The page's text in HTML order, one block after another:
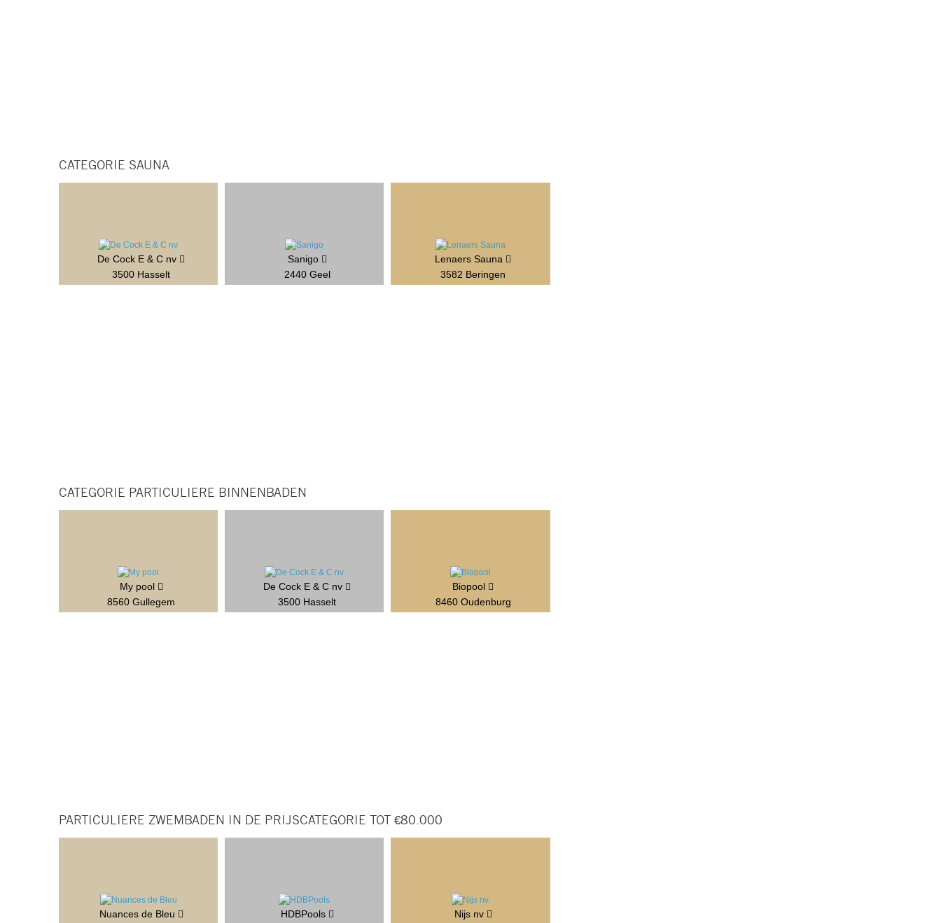
CATEGORIE SAUNA
De Cock E & C nv
3500 Hasselt
Sanigo
2440 Geel
Lenaers Sauna
3582 Beringen
CATEGORIE PARTICULIERE BINNENBADEN
My pool
8560 Gullegem
De Cock E & C nv
3500 Hasselt
Biopool
8460 Oudenburg
PARTICULIERE ZWEMBADEN IN DE PRIJSCATEGORIE TOT €80.000
Nuances de Bleu HDBPools Nijs nv